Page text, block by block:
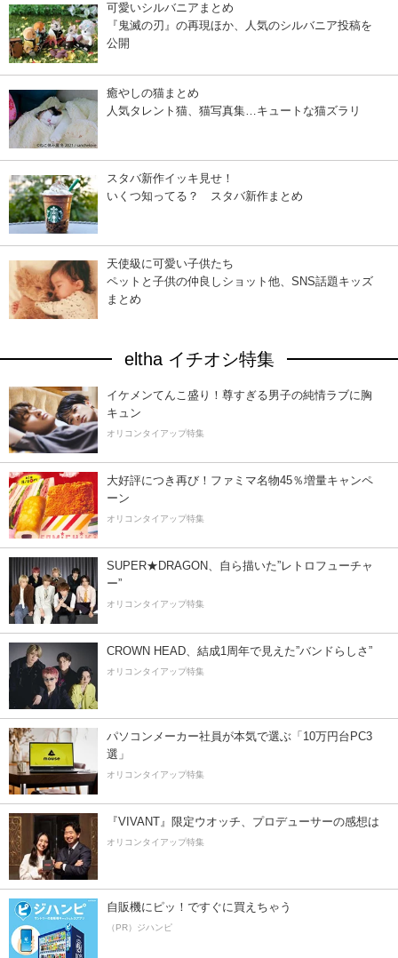
可愛いシルバニアまとめ
『鬼滅の刃』の再現ほか、人気のシルバニア投稿を
公開
癒やしの猫まとめ
人気タレント猫、猫写真集…キュートな猫ズラリ
スタバ新作イッキ見せ！
いくつ知ってる？ スタバ新作まとめ
天使級に可愛い子供たち
ペットと子供の仲良しショット他、SNS話題キッズ
まとめ
eltha イチオシ特集
イケメンてんこ盛り！尊すぎる男子の純情ラブに胸
キュン
オリコンタイアップ特集
大好評につき再び！ファミマ名物45％増量キャンペ
ーン
オリコンタイアップ特集
SUPER★DRAGON、自ら描いた”レトロフューチャ
ー”
オリコンタイアップ特集
CROWN HEAD、結成1周年で見えた”バンドらしさ”
オリコンタイアップ特集
パソコンメーカー社員が本気で選ぶ「10万円台PC3
選」
オリコンタイアップ特集
『VIVANT』限定ウオッチ、プロデューサーの感想は
オリコンタイアップ特集
自販機にピッ！ですぐに買えちゃう
（PR）ジハンピ